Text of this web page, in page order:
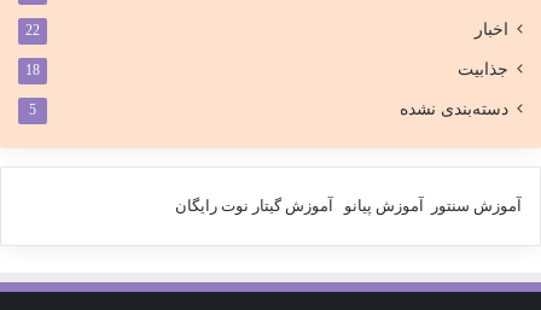
اخبار 22
جذابیت 18
دسته‌بندی نشده 5
آموزش سنتور آموزش پیانو آموزش گیتار نوت رایگان